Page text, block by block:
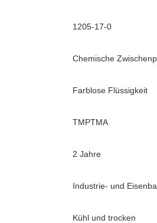
1205-17-0
Chemische
Farblose Flüssigkeit
TMPTMA
2 Jahre
Industrie- und
Kühl und trocken